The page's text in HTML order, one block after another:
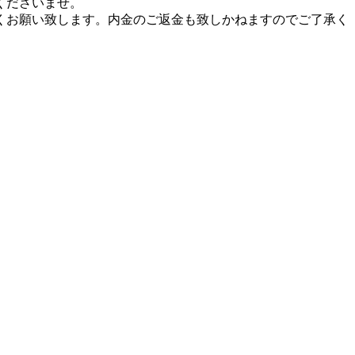
さいませ。
願い致します。内金のご返金も致しかねますのでご了承く